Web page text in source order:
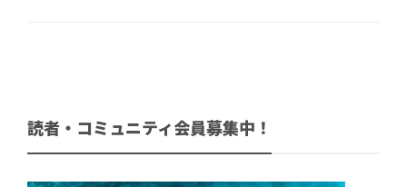
読者・コミュニティ会員募集中！